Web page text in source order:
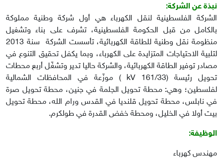
نبذة عن الشركة:
الشركة الفلسطينية لنقل الكهرباء هي أول شركة وطنية مملوكة
بالكامل من قبل الحكومة الفلسطينية، تشرف على بناء وتشغيل
منظومة نقل وطنية للطاقة الكهربائية، تأسست الشركة سنة 2013
لتلبية الاحتياجات المتزايدة على الكهرباء، وبما يكفل تحقيق التنوع في
مصادر توفير الطاقة الكهربائية، والشركة حاليا تدير وتشغّل أربع محطات
تحويل رئيسة (161/33 kV ) موزّعة في المحافظات الشمالية
لفلسطين؛ وهي: محطة تحويل الجلمة في جنين، محطة تحويل صرة
في نابلس، محطة تحويل قلنديا في القدس ورام الله، محطة تحويل
بيت أولا في الخليل، ومحطة خفض القدرة في طولكرم.
الوظيفة:
مهندس كهرباء